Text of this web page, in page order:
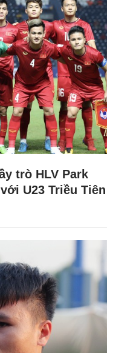
trò HLV Park
U23 Triều Tiên